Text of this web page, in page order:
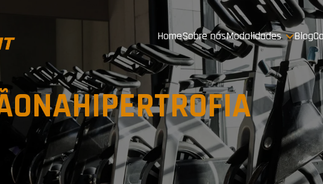
HomeSobre nósModalidades Blog